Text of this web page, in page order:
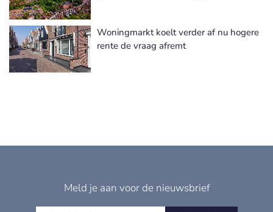
Woningmarkt koelt verder af nu hogere
rente de vraag afremt
Meld je aan voor de nieuwsbrief